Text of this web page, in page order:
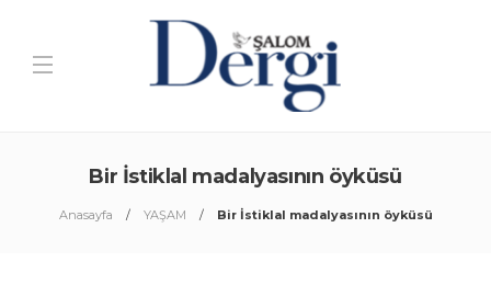
Bir İstiklal madalyasının öyküsü
Anasayfa YAŞAM Bir İstiklal madalyasının öyküsü